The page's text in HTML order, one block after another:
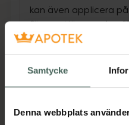
Samtycke
Denna webbplats
kan även applicera
för en utjämnande
Innehåller 33,5%
med mineraler,
består av Vitamin C &